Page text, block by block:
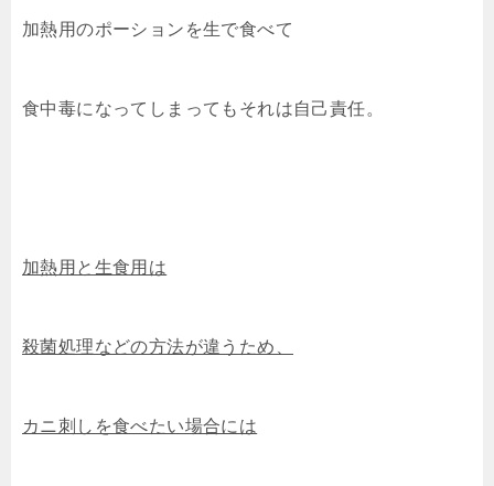
加熱用のポーションを生で食べて
食中毒になってしまってもそれは自己責任。
加熱用と生食用は
殺菌処理などの方法が違うため、
カニ刺しを食べたい場合には